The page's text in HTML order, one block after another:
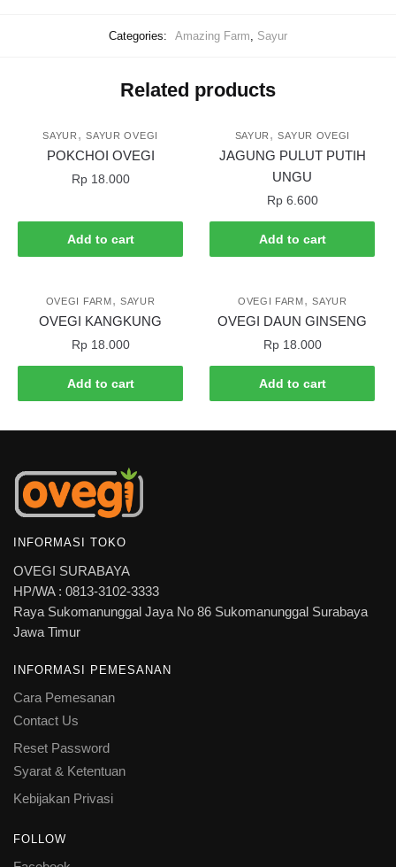
Categories: Amazing Farm Sayur
Related products
SAYUR ,SAYUR OVEGI
POKCHOI OVEGI
Rp18.000
Add to cart
SAYUR ,SAYUR OVEGI
JAGUNG PULUT PUTIH
UNGU
Rp6.600
Add to cart
OVEGI FARM,SAYUR
OVEGI KANGKUNG
Rp18.000
Add to cart
OVEGI FARM,SAYUR
OVEGI DAUN GINSENG
Rp18.000
Add to cart
INFORMASI TOKO
OVEGI SURABAYA
HP/WA : 0813-3102-3333
Raya Sukomanunggal Jaya No 86 Sukomanunggal Surabaya
Jawa Timur
INFORMASI PEMESANAN
Cara Pemesanan
Contact Us
Reset Password
Syarat & Ketentuan
Kebijakan Privasi
FOLLOW